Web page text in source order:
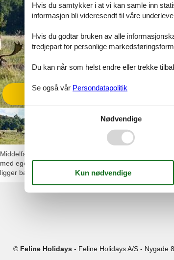
Se alle tilbud
Middelfart Feriesenter ligger vakkert til ved Lillebælt,
med egen terrasse og havutsikt. Området rundt
ligger bare noen få kilometer unna. Ferieanlegget er
© Feline Holidays- Feline Holidays A/S- Nygade
Hvis du samtykker i at vi kan samle inn
informasjon bli videresendt til våre
Hvis du godtar bruken av alle
tredjepart for personlige
Du kan når som helst endre eller trekke
Se også vår Persondatapolitik
Nødvendige